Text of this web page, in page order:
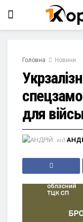
Головна Новини
для
від